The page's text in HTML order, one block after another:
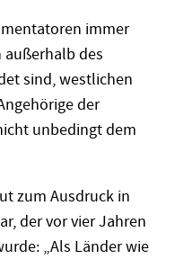
immer
außerhalb des
sind, westlichen
der
unbedingt dem
zum Ausdruck in
der vor vier Jahren
„Als Länder wie